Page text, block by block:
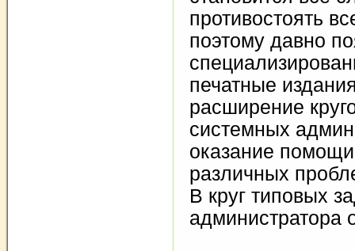
противостоять
поэтому давно
печатные
расширение
системных
оказание
различных
В круг типовых
администратора